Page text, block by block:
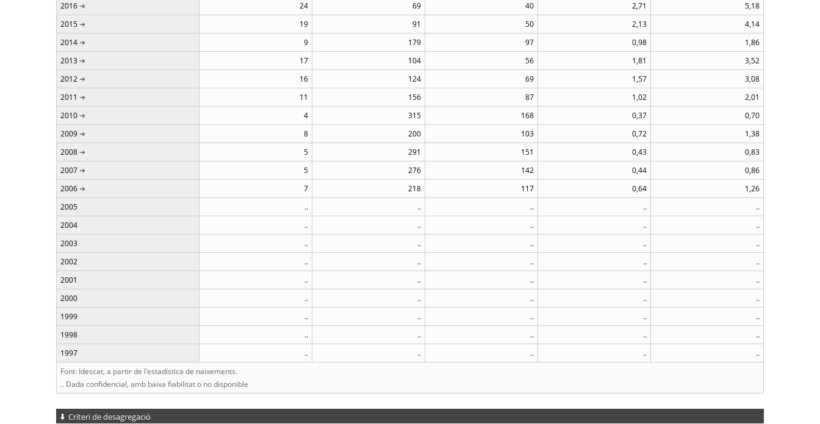
2016
24 69 40 2,71
5,18
2015
19 91 50 2,13
4,14
2014
9 179 97 0,98
1,86
2013
17 104 56 1,81
3,52
2012
16 124 69 1,57
3,08
2011
11 156 87 1,02
2,01
2010
4 315 168 0,37
0,70
2009
8 200 103 0,72
1,38
2008
5 291 151 0,43
0,83
2007
5 276 142 0,44
0,86
2006
7 218 117 0,64
1,26
2005
.. .. .. ..
..
2004
.. .. .. ..
..
2003
.. .. .. ..
..
2002
.. .. .. ..
..
2001
.. .. .. ..
..
2000
.. .. .. ..
..
1999
.. .. .. ..
..
1998
.. .. .. ..
..
1997
.. .. .. ..
..
Font: Idescat, a partir de l'estadística de naixements.
.. Dada confidencial, amb baixa fiabilitat o no disponible
Criteri de desagregació